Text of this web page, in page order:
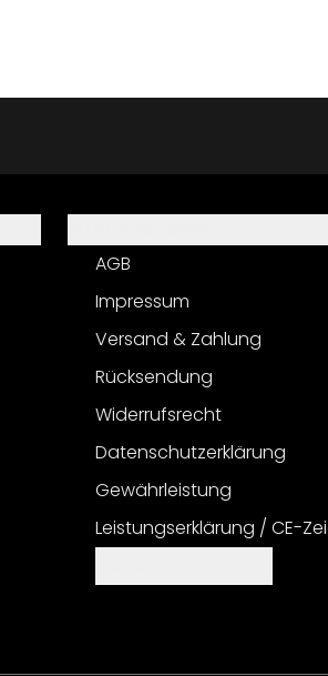
AGB
Impressum
Versand & Zahlung
Rücksendung
Widerrufsrecht
Datenschutzerklärung
Gewährleistung
Leistungserklärung / CE-